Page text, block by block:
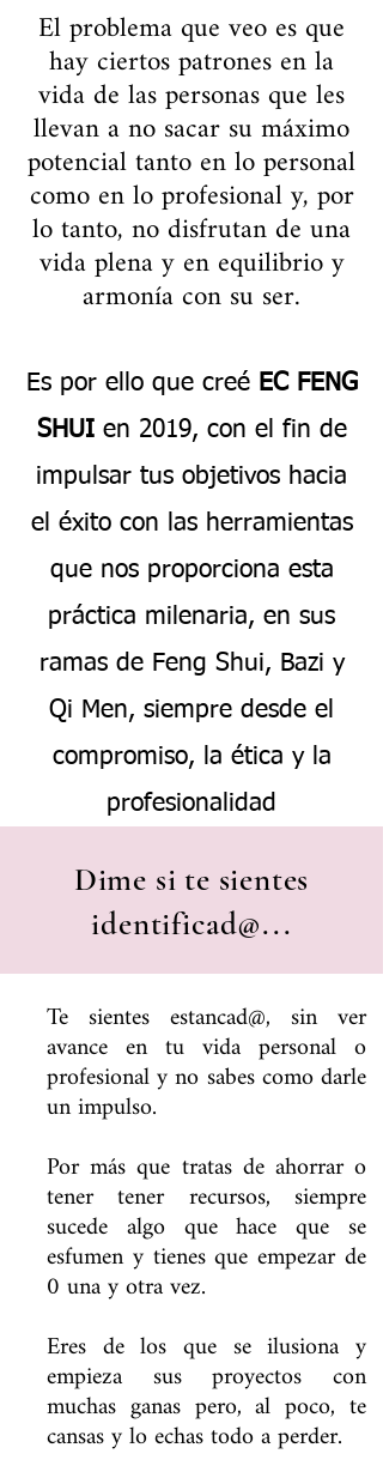
El problema que veo es que
hay ciertos patrones en la
vida de las personas que les
llevan a no sacar su máximo
potencial tanto en lo personal
como en lo profesional y, por
lo tanto, no disfrutan de una
vida plena y en equilibrio y
armonía con su ser.
Es por ello que creé EC FENG
SHUIen 2019, con el fin de
impulsar tus objetivos hacia
el éxito con las herramientas
que nos proporciona esta
práctica milenaria, en sus
ramas de Feng Shui, Bazi y
Qi Men, siempre desde el
compromiso, la ética y la
profesionalidad
Dime si te sientes
identificad@...
Te sientes estancad@, sin ver
avance en tu vida personal o
profesional y no sabes como darle
un impulso.
Por más que tratas de ahorrar o
tener tener recursos, siempre
sucede algo que hace que se
esfumen y tienes que empezar de
0 una y otra vez.
Eres de los que se ilusiona y
empieza sus proyectos con
muchas ganas pero, al poco, te
cansas y lo echas todo a perder.